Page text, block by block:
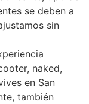
se deben a
sin
naked,
en San
también